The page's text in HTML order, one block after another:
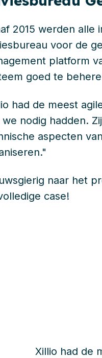
2015 werden alle
voor de
platform
goed te
had de meest
nodig hadden.
aspecten
naar het
case!
Xillio had de